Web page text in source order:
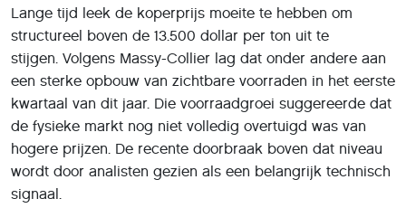
Lange tijd leek de koperprijs moeite te hebben om
structureel boven de 13.500 dollar per ton uit te
stijgen. Volgens Massy-Collier lag dat onder andere aan
een sterke opbouw van zichtbare voorraden in het eerste
kwartaal van dit jaar. Die voorraadgroei suggereerde dat
de fysieke markt nog niet volledig overtuigd was van
hogere prijzen. De recente doorbraak boven dat niveau
wordt door analisten gezien als een belangrijk technisch
signaal.